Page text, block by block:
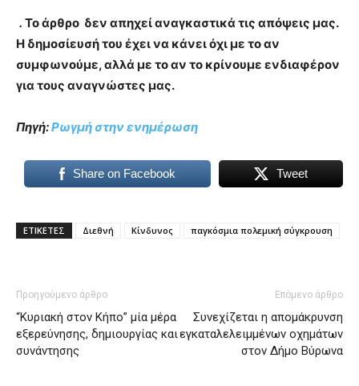
. Το άρθρο δεν απηχεί αναγκαστικά τις απόψεις μας.
Η δημοσίευσή του έχει να κάνει όχι με το αν
συμφωνούμε, αλλά με το αν το κρίνουμε ενδιαφέρον
για τους αναγνώστες μας.
Πηγή:Ρωγμή στην ενημέρωση
Share on Facebook Tweet
ΕΤΙΚΕΤΕΣ Διεθνή Κίνδυνος παγκόσμια πολεμική σύγκρουση
Προηγούμενο άρθρο
“Κυριακή στον Κήπο” μία μέρα
εξερεύνησης, δημιουργίας και
συνάντησης
Επόμενο άρθρο
Συνεχίζεται η απομάκρυνση
εγκαταλελειμμένων οχημάτων
στον Δήμο Βύρωνα